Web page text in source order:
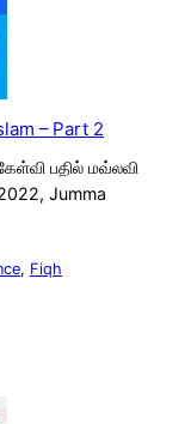
– Part 2
பதில் மவ்லவி
Jumma
, Fiqh